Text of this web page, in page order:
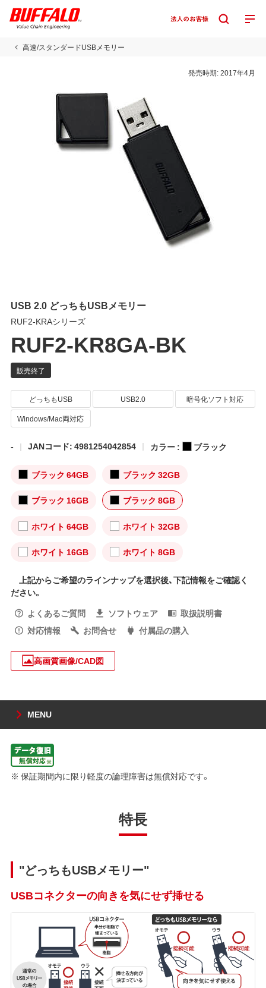
高速/スタンダードUSBメモリー
発売時期:2017年4月
USB 2.0 どっちもUSBメモリー
RUF2-KRAシリーズ
RUF2-KR8GA-BK
どっちもUSB USB2.0
暗号化ソフト対応
Windows/Mac両対応
- JANコード: 4981254042854 カラー : ブラック
ブラック 64GB ブラック 32GB
ブラック 16GB ブラック 8GB
ホワイト 64GB ホワイト 32GB
ホワイト 16GB ホワイト 8GB
上記からご希望のラインナップを選択後、下記情報をご確認く
ださい。
よくあるご質問
ソフトウェア
取扱説明書
対応情報
お問合せ 付属品の購入
高画質画像/CAD図
MENU
※ 保証期間内に限り軽度の論理障害は無償対応です。
特長
"どっちもUSBメモリー"
USBコネクターの向きを気にせず挿せる